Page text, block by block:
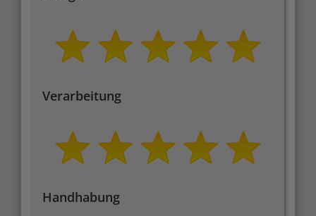
Verarbeitung
Handhabung